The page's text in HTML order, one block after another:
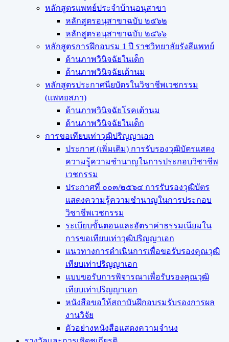
หลักสูตรแพทย์ประจำบ้านอนุสาขา
หลักสูตรอนุสาขาฉบับ ๒๕๖๒
หลักสูตรอนุสาขาฉบับ ๒๕๖๖
หลักสูตรการฝึกอบรม 1 ปี ราชวิทยาลัยรังสีแพทย์
ด้านภาพวินิจฉัยในเด็ก
ด้านภาพวินิจฉัยเต้านม
หลักสูตรประกาศนียบัตรในวิชาชีพเวชกรรม
(แพทยสภา)
ด้านภาพวินิจฉัยโรคเต้านม
ด้านภาพวินิจฉัยในเด็ก
การขอเทียบเท่า​วุฒิปริญญา​เอก
ประกาศ (เพิ่มเติม) การรับรองวุฒิบัตรแสดง
ความรู้ความชำนาญในการประกอบวิชาชีพ
เวชกรรม
ประกาศที่ ๐๐๓/๒๕๖๔ การรับรองวุฒิบัตร
แสดงความรู้ความชำนาญในการประกอบ
วิชาชีพเวชกรรม
ระเบียบขั้นตอนและอัตราค่าธรรมเนียมใน
การขอเทียบเท่าวุฒิปริญญาเอก
แนวทางการดำเนินการเพื่อขอรับรองคุณวุฒิ
เทียบเท่าปริญญาเอก
แบบขอรับการพิจารณาเพื่อรับรองคุณวุฒิ
เทียบเท่าปริญญาเอก
หนังสือขอให้สถาบันฝึกอบรมรับรองการผล
งานวิจัย
ตัวอย่างหนังสือแสดงความจำนง